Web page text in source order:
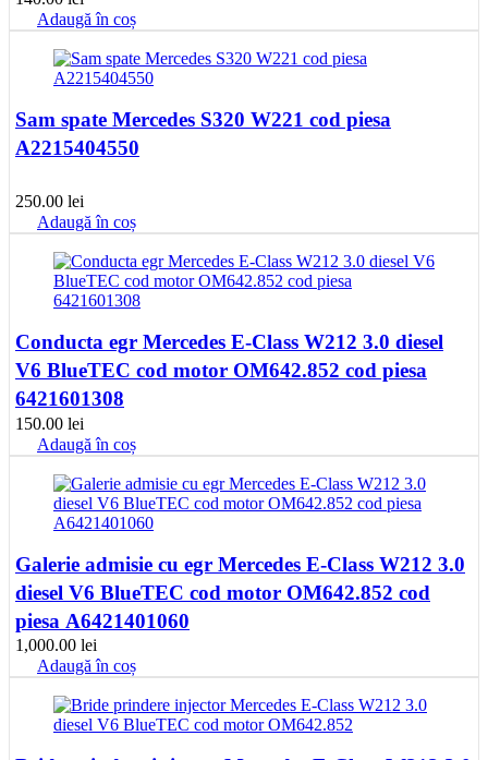
Adaugă în coș
Sam spate Mercedes S320 W221 cod piesa
A2215404550
250.00 lei
Adaugă în coș
Conducta egr Mercedes E-Class W212 3.0 diesel
V6 BlueTEC cod motor OM642.852 cod piesa
6421601308
150.00 lei
Adaugă în coș
Galerie admisie cu egr Mercedes E-Class W212 3.0
diesel V6 BlueTEC cod motor OM642.852 cod
piesa A6421401060
1,000.00 lei
Adaugă în coș